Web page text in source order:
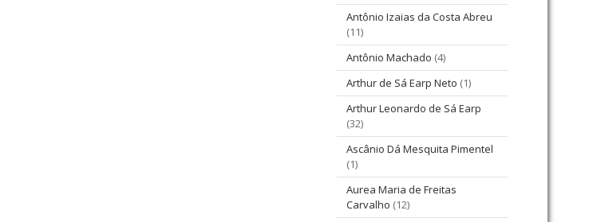
Antônio Izaias da Costa Abreu
(11)
Antônio Machado (4)
Arthur de Sá Earp Neto (1)
Arthur Leonardo de Sá Earp
(32)
Ascânio Dá Mesquita Pimentel
(1)
Aurea Maria de Freitas
Carvalho (12)